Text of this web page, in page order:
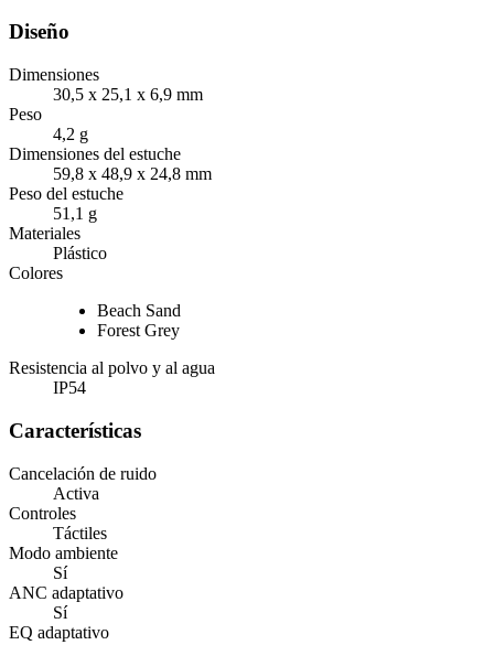
Diseño
Dimensiones
30,5 x 25,1 x 6,9 mm
Peso
4,2 g
Dimensiones del estuche
59,8 x 48,9 x 24,8 mm
Peso del estuche
51,1 g
Materiales
Plástico
Colores
Beach Sand
Forest Grey
Resistencia al polvo y al agua
IP54
Características
Cancelación de ruido
Activa
Controles
Táctiles
Modo ambiente
Sí
ANC adaptativo
Sí
EQ adaptativo